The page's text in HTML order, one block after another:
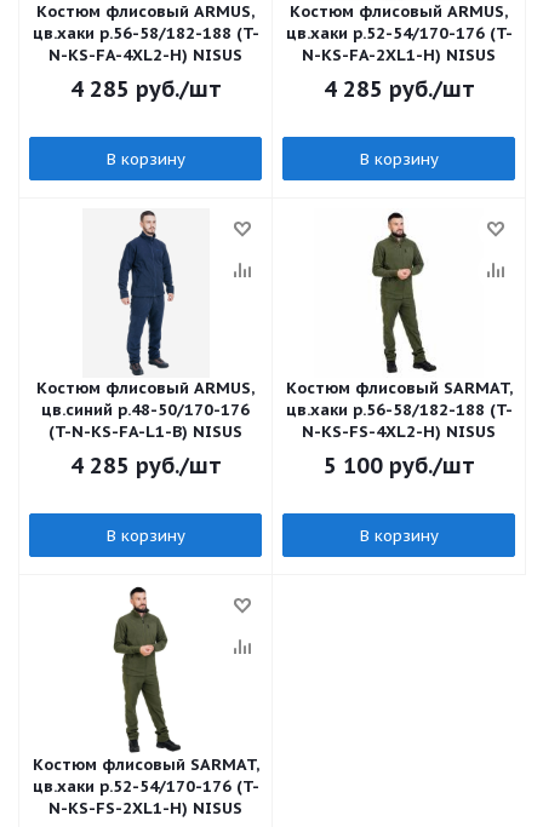
Костюм флисовый ARMUS,
цв.хаки р.56-58/182-188 (T-
N-KS-FA-4XL2-H) NISUS
4 285 руб./шт
В корзину
Костюм флисовый ARMUS,
цв.хаки р.52-54/170-176 (T-
N-KS-FA-2XL1-H) NISUS
4 285 руб./шт
В корзину
Костюм флисовый ARMUS,
цв.синий р.48-50/170-176
(T-N-KS-FA-L1-B) NISUS
4 285 руб./шт
В корзину
Костюм флисовый SARMAT,
цв.хаки р.56-58/182-188 (T-
N-KS-FS-4XL2-H) NISUS
5 100руб./шт
В корзину
Костюм флисовый SARMAT,
цв.хаки р.52-54/170-176 (T-
N-KS-FS-2XL1-H) NISUS